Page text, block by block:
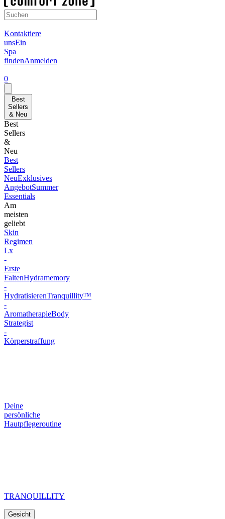
Kontaktiere
unsEin
Spa
findenAnmelden
0
Best
Sellers
& Neu
Best
Sellers
&
Neu
Best
Sellers
NeuExklusives
AngebotSummer
Essentials
Am
meisten
geliebt
Skin
Regimen
Lx
-
Erste
FaltenHydramemory
-
HydratisierenTranquillity™
-
AromatherapieBody
Strategist
-
Körperstraffung
Deine
persönliche
Hautpflegeroutine
TRANQUILLITY
Gesicht